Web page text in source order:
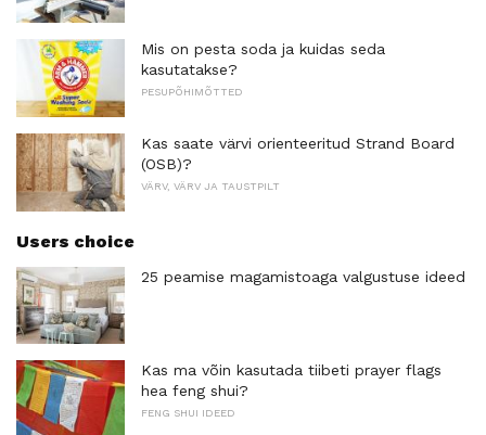
Mis on pesta soda ja kuidas seda
kasutatakse?
PESUPÕHIMÕTTED
Kas saate värvi orienteeritud Strand Board
(OSB)?
VÄRV, VÄRV JA TAUSTPILT
Users choice
25 peamise magamistoaga valgustuse ideed
Kas ma võin kasutada tiibeti prayer flags
hea feng shui?
FENG SHUI IDEED